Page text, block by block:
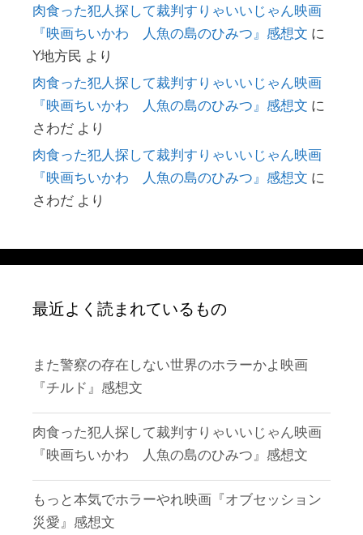
肉食った犯人探して裁判すりゃいいじゃん映画
『映画ちいかわ 人魚の島のひみつ』感想文 に
Y地方民 より
肉食った犯人探して裁判すりゃいいじゃん映画
『映画ちいかわ 人魚の島のひみつ』感想文 に
さわだ より
肉食った犯人探して裁判すりゃいいじゃん映画
『映画ちいかわ 人魚の島のひみつ』感想文 に
さわだ より
最近よく読まれているもの
また警察の存在しない世界のホラーかよ映画
『チルド』感想文
肉食った犯人探して裁判すりゃいいじゃん映画
『映画ちいかわ 人魚の島のひみつ』感想文
もっと本気でホラーやれ映画『オブセッション
災愛』感想文